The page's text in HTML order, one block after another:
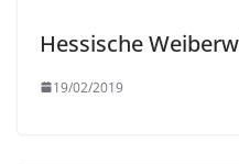
Hessische
19/02/2019